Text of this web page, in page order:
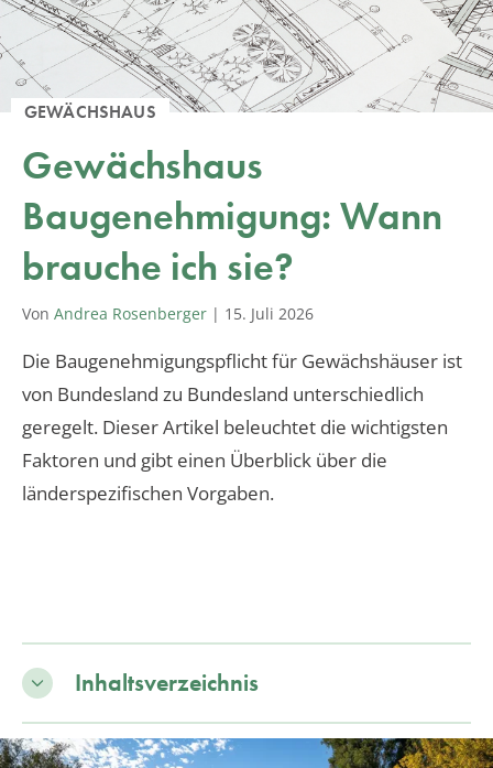
GEWÄCHSHAUS
Gewächshaus
Baugenehmigung: Wann
brauche ich sie?
Von Andrea Rosenberger | 15. Juli 2026
Die Baugenehmigungspflicht für Gewächshäuser ist
von Bundesland zu Bundesland unterschiedlich
geregelt. Dieser Artikel beleuchtet die wichtigsten
Faktoren und gibt einen Überblick über die
länderspezifischen Vorgaben.
Inhaltsverzeichnis